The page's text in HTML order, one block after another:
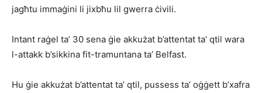
jagħtu immaġini li jixbħu lil gwerra ċivili.
Intant raġel ta’ 30 sena ġie akkużat b’attentat ta’ qtil wara
l-attakk b’sikkina fit-tramuntana ta’ Belfast.
Hu ġie akkużat b’attentat ta’ qtil, pussess ta’ oġġett b’xafra